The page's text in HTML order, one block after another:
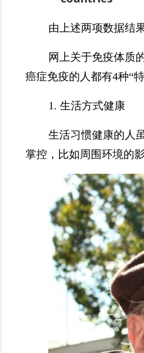
由上述两项数据结
网上关于免疫体质
癌症免疫的人都有4种“
1. 生活方式健康
生活习惯健康的人
掌控，比如周围环境的